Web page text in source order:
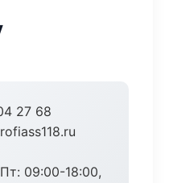
27 68
09:00-18:00,